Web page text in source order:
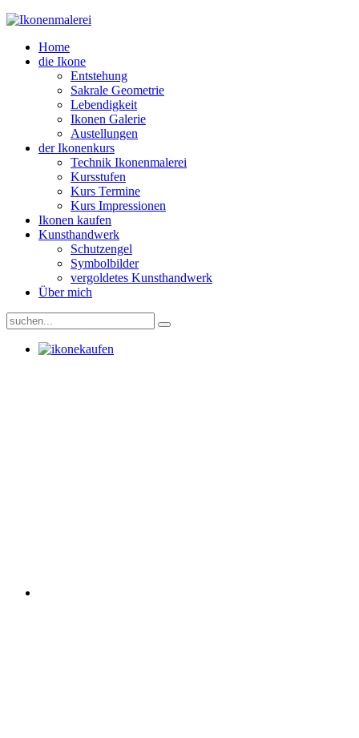
Home
die Ikone
Entstehung
Sakrale Geometrie
Lebendigkeit
Ikonen Galerie
Austellungen
der Ikonenkurs
Technik Ikonenmalerei
Kursstufen
Kurs Termine
Kurs Impressionen
Ikonen kaufen
Kunsthandwerk
Schutzengel
Symbolbilder
vergoldetes Kunsthandwerk
Über mich